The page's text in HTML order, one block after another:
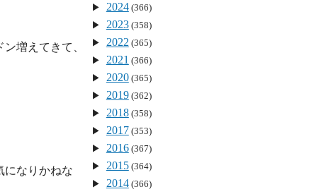
増えてきて、
になりかねな
2024(366)
2023(358)
2022(365)
2021 (366)
2020(365)
2019(362)
2018(358)
2017(353)
2016(367)
2015(364)
2014(366)